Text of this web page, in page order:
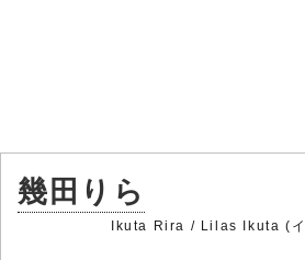
幾田りら
Ikuta Rira / Lilas Ikuta (イ